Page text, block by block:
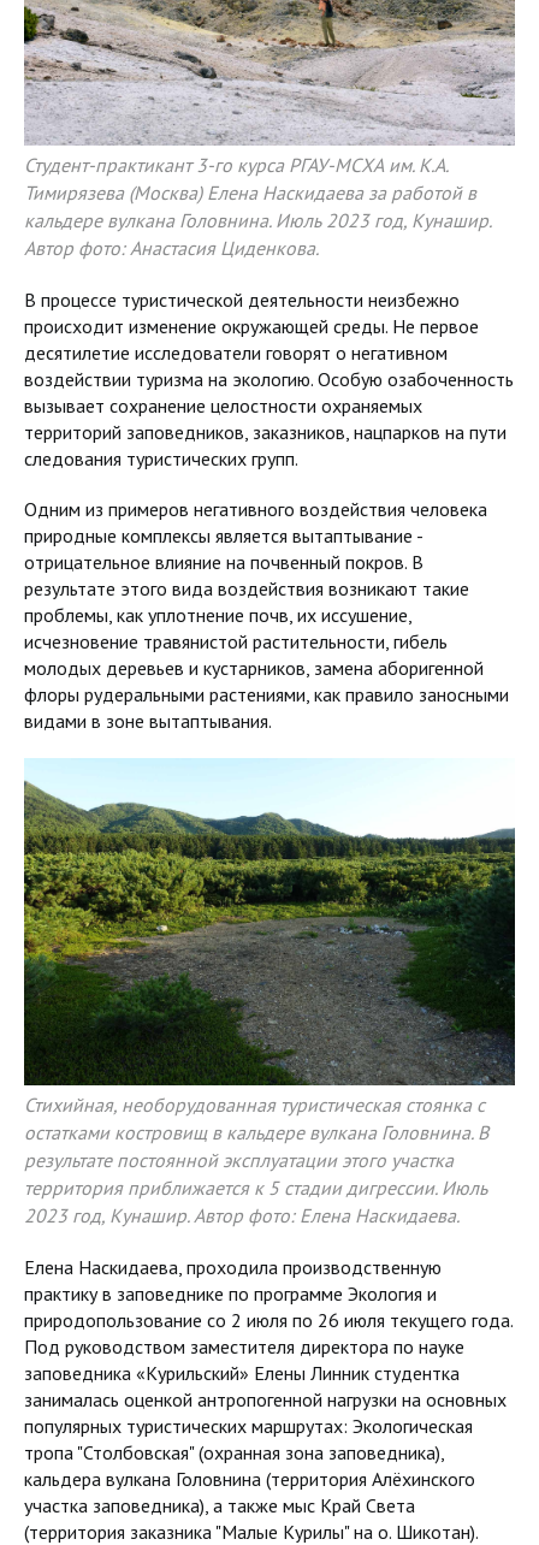
Студент-практикант 3-го курса РГАУ-МСХА им. К.А.
Тимирязева (Москва) Елена Наскидаева за работой в
кальдере вулкана Головнина. Июль 2023 год, Кунашир.
Автор фото: Анастасия Циденкова.
В процессе туристической деятельности неизбежно
происходит изменение окружающей среды. Не первое
десятилетие исследователи говорят о негативном
воздействии туризма на экологию. Особую озабоченность
вызывает сохранение целостности охраняемых
территорий заповедников, заказников, нацпарков на пути
следования туристических групп.
Одним из примеров негативного воздействия человека
природные комплексы является вытаптывание -
отрицательное влияние на почвенный покров. В
результате этого вида воздействия возникают такие
проблемы, как уплотнение почв, их иссушение,
исчезновение травянистой растительности, гибель
молодых деревьев и кустарников, замена аборигенной
флоры рудеральными растениями, как правило заносными
видами в зоне вытаптывания.
Стихийная, необорудованная туристическая стоянка с
остатками костровищ в кальдере вулкана Головнина. В
результате постоянной эксплуатации этого участка
территория приближается к 5 стадии дигрессии. Июль
2023 год, Кунашир. Автор фото: Елена Наскидаева.
Елена Наскидаева, проходила производственную
практику в заповеднике по программе Экология и
природопользование со 2 июля по 26 июля текущего года.
Под руководством заместителя директора по науке
заповедника «Курильский» Елены Линник студентка
занималась оценкой антропогенной нагрузки на основных
популярных туристических маршрутах: Экологическая
тропа "Столбовская" (охранная зона заповедника),
кальдера вулкана Головнина (территория Алёхинского
участка заповедника), а также мыс Край Света
(территория заказника "Малые Курилы" на о. Шикотан).